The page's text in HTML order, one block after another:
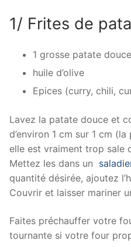
1/ Frites de
1 grosse patate
huile d’olive
Epices (curry, chili,
Lavez la patate douce et
d’environ 1 cm sur 1 cm
elle est vraiment trop sale
Mettez les dans un
quantité désirée, ajoutez
Couvrir et laisser mariner
Faites préchauffer votre
tournante si votre four